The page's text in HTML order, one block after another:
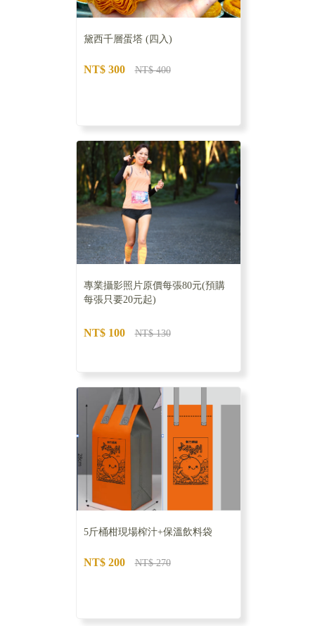
黛西千層蛋塔 (四入)
NT$ 300 NT$ 400
專業攝影照片原價每張80元(預購
每張只要20元起)
NT$ 100 NT$ 130
5斤桶柑現場榨汁+保溫飲料袋
NT$ 200 NT$ 270